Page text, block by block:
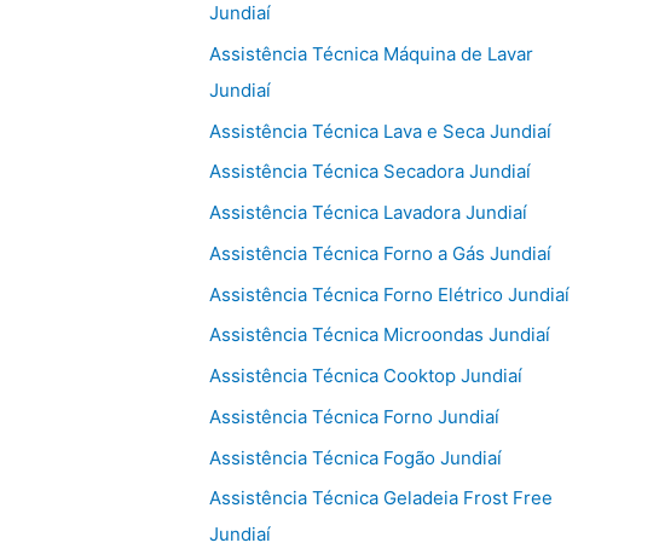
Jundiaí
Assistência Técnica Máquina de Lavar
Jundiaí
Assistência Técnica Lava e Seca Jundiaí
Assistência Técnica Secadora Jundiaí
Assistência Técnica Lavadora Jundiaí
Assistência Técnica Forno a Gás Jundiaí
Assistência Técnica Forno Elétrico Jundiaí
Assistência Técnica Microondas Jundiaí
Assistência Técnica Cooktop Jundiaí
Assistência Técnica Forno Jundiaí
Assistência Técnica Fogão Jundiaí
Assistência Técnica Geladeia Frost Free
Jundiaí